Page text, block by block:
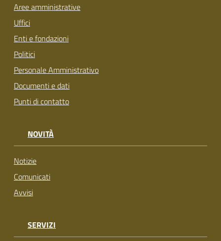
Aree amministrative
Uffici
Enti e fondazioni
Politici
Personale Amministrativo
Documenti e dati
Punti di contatto
NOVITÀ
Notizie
Comunicati
Avvisi
SERVIZI